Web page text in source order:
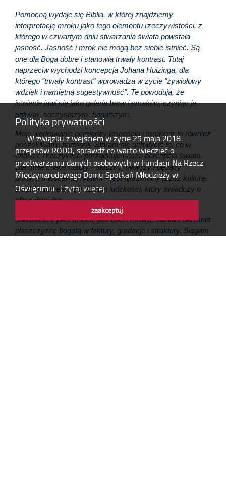
Polityka prywatności
W związku z wejściem w życie 25 maja 2018
przepisów RODO, sprawdź co warto wiedzieć o
przetwarzaniu danych osobowych w Fundacji Na Rzecz
Międzynarodowego Domu Spotkań Młodzieży w
Oświęcimiu.Czytaj więcej
zaakceptuj
Pomocną wydaje się Biblia, w której znajdziemy
interpretację mroku jako tego elementu rzeczywistości, z
którego w czwartym dniu stwarzania świata powstała
jasność. Jasność i mrok nie mogą bez siebie istnieć. Są
one dla Boga dobre i stanowią trwały kontrast. Tutaj
naprzeciw wychodzi koncepcja Johana Huizinga, dla
którego "trwały kontrast" wprowadza w życie "żywiołowy
wdzięk i namiętną sugestywność". Te powodują, że
istnienie jawi się jako galeria barw i smaków, czyniąc je
pełnym, soczystszym, bogatszym.
Moje wędrowanie pomiędzy jasnością i mrokiem to również
poszukiwanie harmonii. Staram się uchwycić to, co w
chaosie rzeczywiści porządkuje nasza percepcja świata.
Dla mnie chaos natury - słuszny, twórczy i będący
praojcem wszelkiej materii – jest ujarzmiany przez kulturę,
a zatem ten element działań ludzkości, który świadczy o
sile człowieka.
Światłocień, jako dziecię jasności i mroku, stanowi dla mnie
płaszczyznę bogatą w faktury, gradacje i struktury. Sięgam